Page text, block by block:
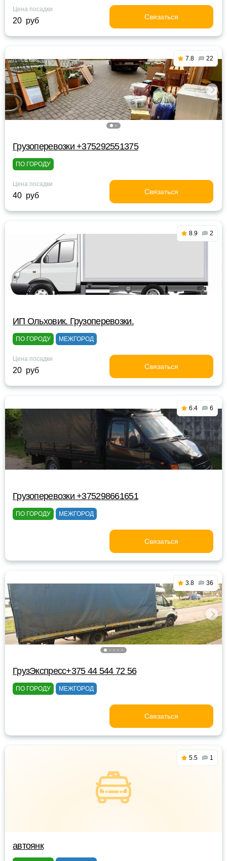
Цена посадки
20 руб Связаться
7.8 22
Грузоперевозки +375292551375
ПО ГОРОДУ
Цена посадки
40 руб Связаться
8.9 2
ИП Ольховик. Грузоперевозки.
ПО ГОРОДУ МЕЖГОРОД
Цена посадки
20 руб Связаться
6.4 6
Грузоперевозки +375298661651
ПО ГОРОДУ МЕЖГОРОД
Связаться
3.8 36
ГрузЭкспресс+375 44 544 72 56
ПО ГОРОДУ МЕЖГОРОД
Связаться
5.5 1
автоянк